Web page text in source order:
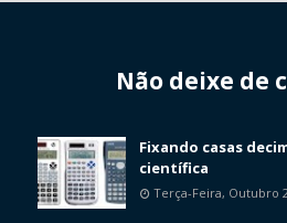
Não deixe de
Fixando casas
científica
Terça-Feira, Outubro